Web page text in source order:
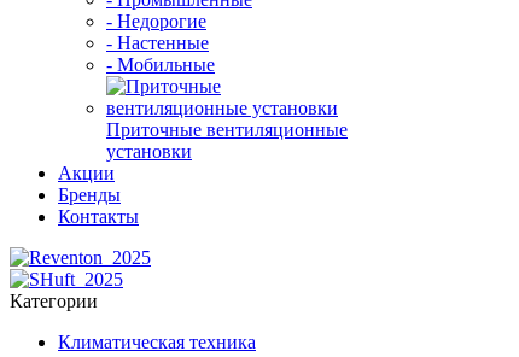
- Недорогие
- Настенные
- Мобильные
Приточные вентиляционные
установки
Акции
Бренды
Контакты
Категории
Климатическая техника